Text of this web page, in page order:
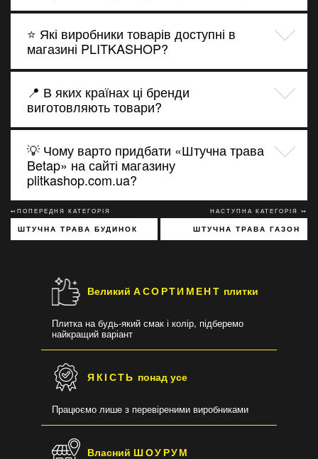
⭐ Які виробники товарів доступні в
магазині PLITKASHOP?
📍 В яких країнах ці бренди
виготовляють товари?
💡 Чому варто придбати «Штучна трава
Betap» на сайті магазину
plitkashop.com.ua?
↢ПОПЕРЕДНЯ КАТЕГОРІЯ
ШТУЧНА ТРАВА БУДИНОК
НАСТУПНА КАТЕГОРІЯ ↣
ШТУЧНА ТРАВА ГАЗОН
ВеликийАСОРТИМЕНТ плитки
Плитка на будь-який смак і колір, підберемо
найкращий варіант
ЯКІСТЬ понад усе
Працюємо лише з перевіреними виробниками
Власний ШОУРУМ